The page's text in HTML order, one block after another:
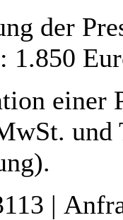
der
1.850
einer
und
|